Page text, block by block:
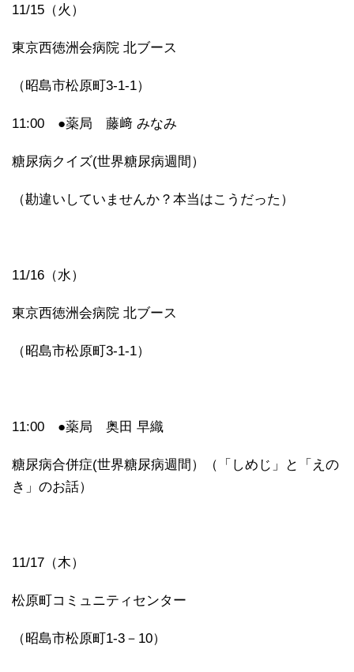
11/15（火）
東京西徳洲会病院 北ブース
（昭島市松原町3-1-1）
11:00 ●薬局 藤﨑 みなみ
糖尿病クイズ(世界糖尿病週間）
（勘違いしていませんか？本当はこうだった）
11/16（水）
東京西徳洲会病院 北ブース
（昭島市松原町3-1-1）
11:00 ●薬局 奥田 早織
糖尿病合併症(世界糖尿病週間）（「しめじ」と「えの
き」のお話）
11/17（木）
松原町コミュニティセンター
（昭島市松原町1-3－10）